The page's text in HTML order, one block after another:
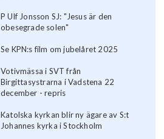
P Ulf Jonsson SJ: "Jesus är den
obesegrade solen"
Se KPN:s film om jubelåret 2025
Votivmässa i SVT från
Birgittasystrarna i Vadstena 22
december - repris
Katolska kyrkan blir ny ägare av S:t
Johannes kyrka i Stockholm